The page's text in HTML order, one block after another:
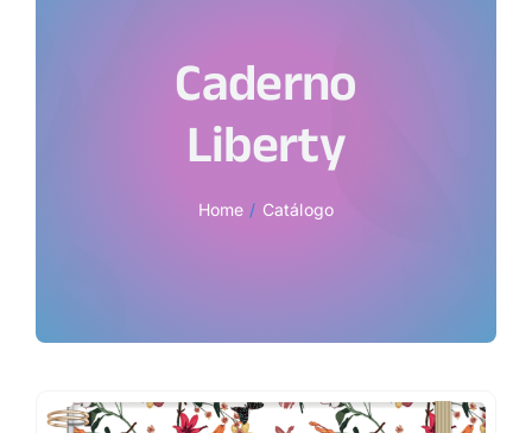
Caderno
Liberty
Home Catálogo